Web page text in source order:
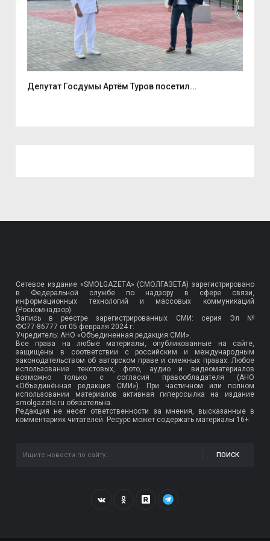
Депутат Госдумы Артём Туров посетил...
Сетевое издание «SMOLGAZETA» (СМОЛГАЗЕТА) зарегистрировано
в Федеральной службе по надзору в сфере связи,
информационных технологий и массовых коммуникаций
(Роскомнадзор).
Запись в реестре зарегистрированных СМИ: серия Эл №
ФС77-86777 от 05 февраля 2024 г.
Учредитель: АНО «Объединенная редакция СМИ».
Все права на любые материалы, опубликованные на сайте,
защищены в соответствии с российским и международным
законодательством об авторском праве и смежных правах. Любое
использование текстовых, фото, аудио и видеоматериалов
возможно только с согласия правообладателя (АНО
«Объединённая редакция СМИ»). При частичном или полном
использовании материалов активная гиперссылка на издание
smolgazeta.ru обязательна.
Редакция не несет ответственности за мнения, высказанные в
комментариях читателей. Ресурс может содержать материалы 16+.
ПОИСК